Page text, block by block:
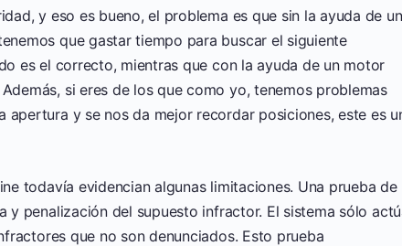
y eso es bueno, el problema es que sin la ayuda de un
que gastar tiempo para buscar el siguiente
es el correcto, mientras que con la ayuda de un motor
si eres de los que como yo, tenemos problemas
apertura y se nos da mejor recordar posiciones, este es
todavía evidencian algunas limitaciones. Una prueba de
y penalización del supuesto infractor. El sistema sólo
que no son denunciados. Esto prueba